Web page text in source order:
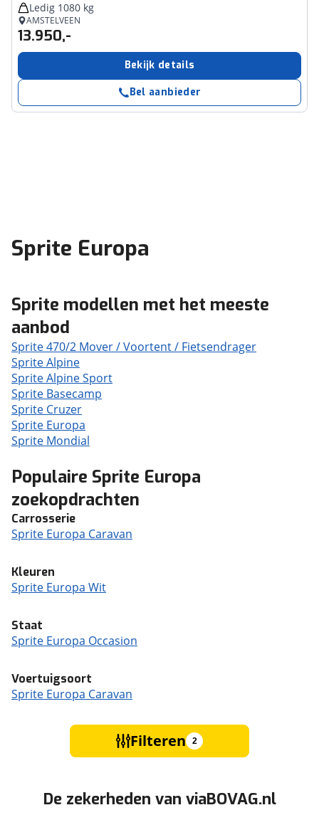
Ledig 1080 kg
AMSTELVEEN
13.950,-
Bekijk details
Bel aanbieder
Sprite Europa
Sprite modellen met het meeste
aanbod
Sprite 470/2 Mover / Voortent / Fietsendrager
Sprite Alpine
Sprite Alpine Sport
Sprite Basecamp
Sprite Cruzer
Sprite Europa
Sprite Mondial
Populaire Sprite Europa
zoekopdrachten
Carrosserie
Sprite Europa Caravan
Kleuren
Sprite Europa Wit
Staat
Sprite Europa Occasion
Voertuigsoort
Sprite Europa Caravan
Filteren 2
De zekerheden van viaBOVAG.nl